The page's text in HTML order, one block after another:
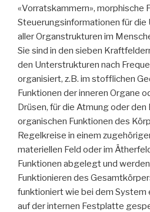
«Vorratskammern», morphische
Steuerungsinformationen für
aller Organstrukturen im
Sie sind in den sieben
den Unterstrukturen nach
organisiert, z.B. im stofflichen
Funktionen der inneren Organe
Drüsen, für die Atmung oder den
organischen Funktionen des
Regelkreise in einem
materiellen Feld oder im
Funktionen abgelegt und
Funktionieren des
funktioniert wie bei dem System
auf der internen Festplatte